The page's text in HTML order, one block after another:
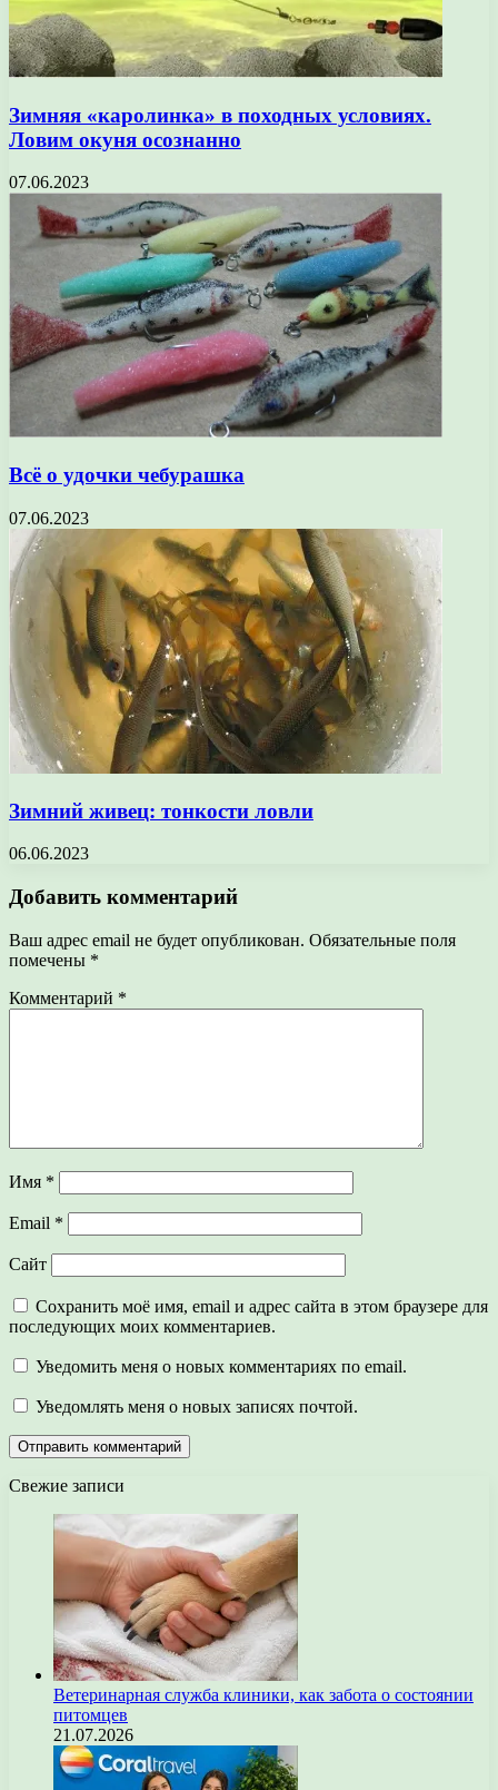
Зимняя «каролинка» в походных условиях.
Ловим окуня осознанно
07.06.2023
Всё о удочки чебурашка
07.06.2023
Зимний живец: тонкости ловли
06.06.2023
Добавить комментарий
Ваш адрес email не будет опубликован. Обязательные поля
помечены *
Комментарий *
Имя *
Email *
Сайт
Сохранить моё имя, email и адрес сайта в этом браузере для
последующих моих комментариев.
Уведомить меня о новых комментариях по email.
Уведомлять меня о новых записях почтой.
Свежие записи
Ветеринарная служба клиники, как забота о состоянии
питомцев
21.07.2026